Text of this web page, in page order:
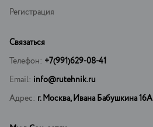
Регистрация
Связаться
Телефон: +7(991)629-08-41
Email: info@rutehnik.ru
Адрес: г. Москва, Ивана Бабушкина 16А